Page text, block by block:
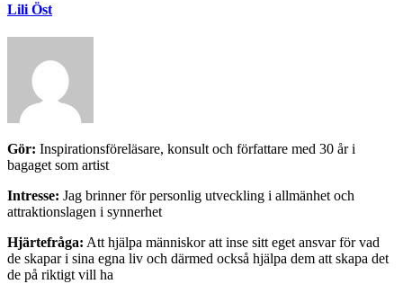
Lili Öst
Gör: Inspirationsföreläsare, konsult och författare med 30 år i
bagaget som artist
Intresse: Jag brinner för personlig utveckling i allmänhet och
attraktionslagen i synnerhet
Hjärtefråga: Att hjälpa människor att inse sitt eget ansvar för vad
de skapar i sina egna liv och därmed också hjälpa dem att skapa det
de på riktigt vill ha